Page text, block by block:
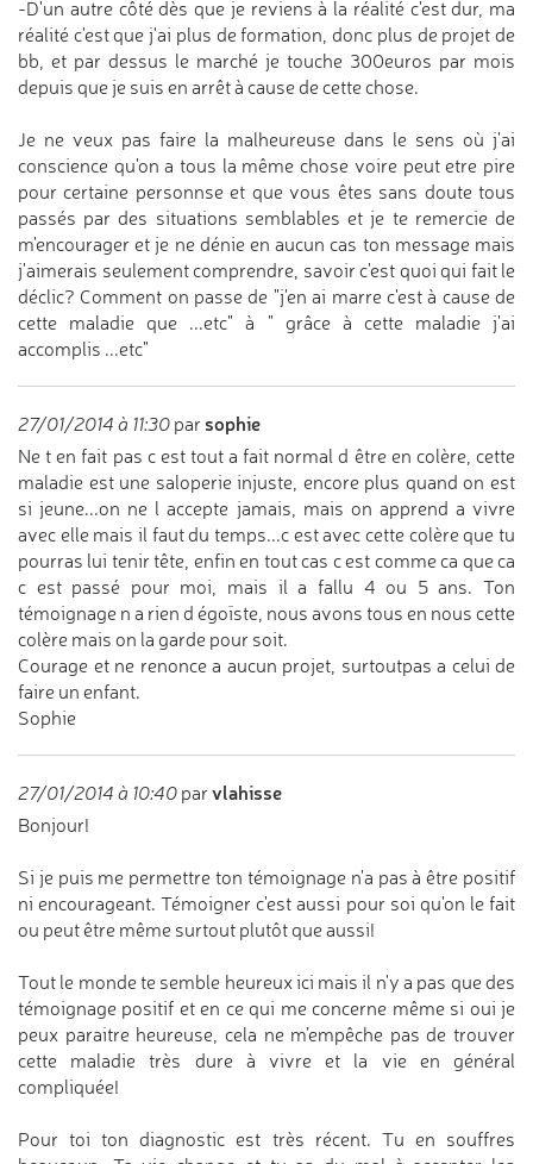
-D'un autre côté dès que je reviens à la réalité c'est dur, ma
réalité c'est que j'ai plus de formation, donc plus de projet de
bb, et par dessus le marché je touche 300euros par mois
depuis que je suis en arrêt à cause de cette chose.
Je ne veux pas faire la malheureuse dans le sens où j'ai
conscience qu'on a tous la même chose voire peut etre pire
pour certaine personnse et que vous êtes sans doute tous
passés par des situations semblables et je te remercie de
m'encourager et je ne dénie en aucun cas ton message mais
j'aimerais seulement comprendre, savoir c'est quoi qui fait le
déclic? Comment on passe de "j'en ai marre c'est à cause de
cette maladie que ...etc" à " grâce à cette maladie j'ai
accomplis ...etc"
27/01/2014 à 11:30 par sophie
Ne t en fait pas c est tout a fait normal d être en colère, cette
maladie est une saloperie injuste, encore plus quand on est
si jeune...on ne l accepte jamais, mais on apprend a vivre
avec elle mais il faut du temps...c est avec cette colère que tu
pourras lui tenir tête, enfin en tout cas c est comme ca que ca
c est passé pour moi, mais il a fallu 4 ou 5 ans. Ton
témoignage n a rien d égoïste, nous avons tous en nous cette
colère mais on la garde pour soit.
Courage et ne renonce a aucun projet, surtoutpas a celui de
faire un enfant.
Sophie
27/01/2014 à 10:40 par vlahisse
Bonjour!
Si je puis me permettre ton témoignage n'a pas à être positif
ni encourageant. Témoigner c'est aussi pour soi qu'on le fait
ou peut être même surtout plutôt que aussi!
Tout le monde te semble heureux ici mais il n'y a pas que des
témoignage positif et en ce qui me concerne même si oui je
peux paraitre heureuse, cela ne m’empêche pas de trouver
cette maladie très dure à vivre et la vie en général
compliquée!
Pour toi ton diagnostic est très récent. Tu en souffres